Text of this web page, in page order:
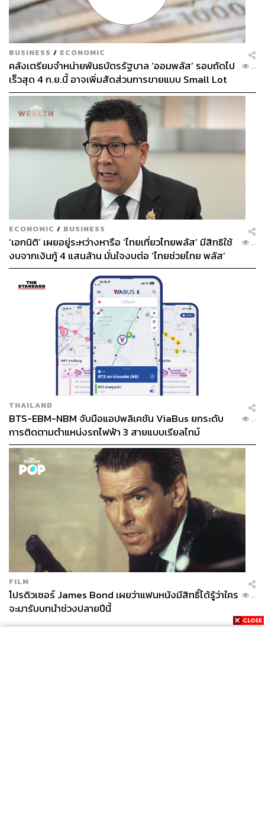
กองบรรณาธิการ THE STANDARD
ABOUT THE PHOTOGRAPHER
ศวิตา พูลเสถียร
ช่างภาพข่าว ประจำสำนักข่าว THE
STANDARD
BUSINESS / ECONOMIC
คลังเตรียมจำหน่ายพันธบัตรรัฐบาล ‘ออมพลัส’ รอบถัดไป
เร็วสุด 4 ก.ย.นี้ อาจเพิ่มสัดส่วนการขายแบบ Small Lot
First มากขึ้น
...
ECONOMIC / BUSINESS
‘เอกนิติ’ เผยอยู่ระหว่างหารือ ‘ไทยเที่ยวไทยพลัส’ มีสิทธิใช้
งบจากเงินกู้ 4 แสนล้าน มั่นใจงบต่อ ‘ไทยช่วยไทย พลัส’
เฟส 2 มีเพียงพอ
...
THAILAND
BTS-EBM-NBM จับมือแอปพลิเคชัน ViaBus ยกระดับ
การติดตามตำแหน่งรถไฟฟ้า 3 สายแบบเรียลไทม์
...
FILM
โปรดิวเซอร์ James Bond เผยว่าแฟนหนังมีสิทธิ์ได้รู้ว่าใคร
จะมารับบทนำช่วงปลายปีนี้
...